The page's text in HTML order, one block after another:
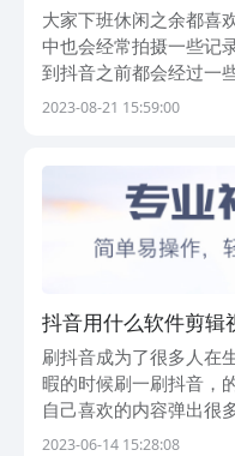
大家下班休闲之余都喜
中也会经常拍摄一些记
到抖音之前都会经过一
音剪辑软件下载推荐有
2023-08-21 15:59:00
抖音用什么软件剪辑
视频好
刷抖音成为了很多人在
暇的时候刷一刷抖音，
自己喜欢的内容弹出很
音拍摄视频。那么抖音
2023-06-14 15:28:08